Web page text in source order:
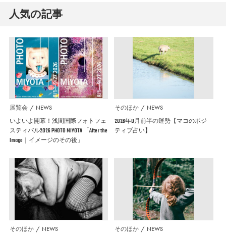
人気の記事
展覧会 NEWS
いよいよ開幕！浅間国際フォトフェ
スティバル2026 PHOTO MIYOTA 「After the
Image｜イメージのその後」
そのほか NEWS
2026年8月前半の運勢【マコのポジ
ティブ占い】
そのほか NEWS そのほか NEWS